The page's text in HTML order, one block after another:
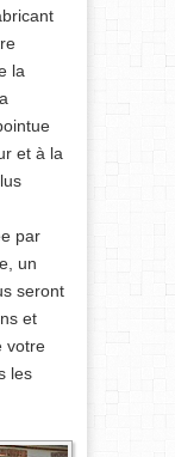
la
et à la
par
un
seront
et
votre
les